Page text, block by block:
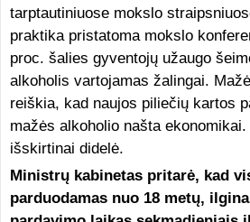
tarptautiniuose mokslo
praktika pristatoma mokslo
proc. šalies gyventojų užaugo
alkoholis vartojamas žalingai.
reiškia, kad naujos piliečių kartos
mažės alkoholio našta
išskirtinai didelė.
Ministrų kabinetas pritarė, kad
parduodamas nuo 18 metų,